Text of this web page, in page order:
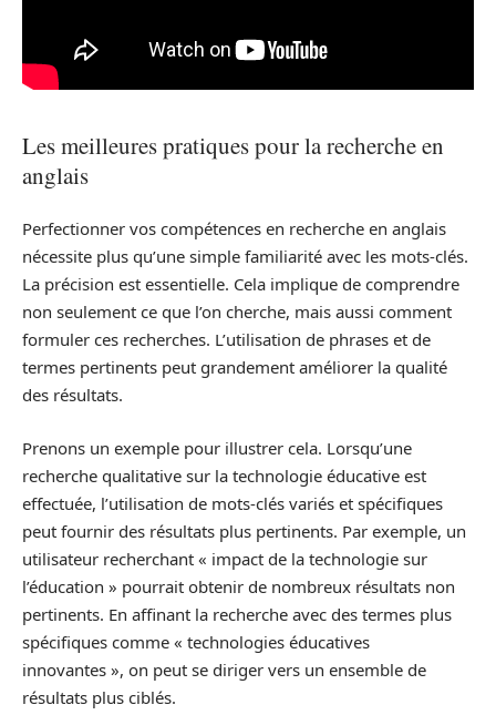
Les meilleures pratiques pour la recherche en
anglais
Perfectionner vos compétences en recherche en anglais
nécessite plus qu’une simple familiarité avec les mots-clés.
La précision est essentielle. Cela implique de comprendre
non seulement ce que l’on cherche, mais aussi comment
formuler ces recherches. L’utilisation de phrases et de
termes pertinents peut grandement améliorer la qualité
des résultats.
Prenons un exemple pour illustrer cela. Lorsqu’une
recherche qualitative sur la technologie éducative est
effectuée, l’utilisation de mots-clés variés et spécifiques
peut fournir des résultats plus pertinents. Par exemple, un
utilisateur recherchant « impact de la technologie sur
l’éducation » pourrait obtenir de nombreux résultats non
pertinents. En affinant la recherche avec des termes plus
spécifiques comme « technologies éducatives
innovantes », on peut se diriger vers un ensemble de
résultats plus ciblés.